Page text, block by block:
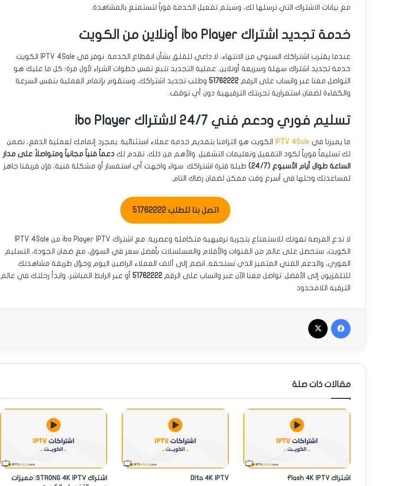
مع بيانات الاشتراك التي نرسلها لك، وسيتم تفعيل الخدمة فوراً لتستمتع بالمشاهدة.
خدمة تجديد اشتراك ibo Player أونلاين من الكويت
عندما يقترب اشتراكك السنوي من الانتهاء، لا داعي للقلق بشأن انقطاع الخدمة. نوفر في IPTV 4Sale الكويت
خدمة تجديد اشتراك سهلة وسريعة أونلاين. عملية التجديد تتبع نفس خطوات الشراء لأول مرة؛ كل ما عليك هو
التواصل معنا عبر واتساب على الرقم 51762222 وطلب تجديد اشتراكك، وسنقوم بإتمام العملية بنفس السرعة
والكفاءة لضمان استمرارية تجربتك الترفيهية دون أي توقف.
تسليم فوري ودعم فني 24/7 لاشتراك ibo Player
ما يميزنا في IPTV 4Sale
الكويت هو التزامنا بتقديم خدمة عملاء استثنائية. بمجرد إتمامك لعملية الدفع، نضمن
لك تسليماً فورياً لكود التفعيل وتعليمات التشغيل. والأهم من ذلك، نقدم لك دعماً فنياً مجانياً ومتواصلاً على مدار
الساعة طوال أيام الأسبوع (24/7)
طيلة فترة اشتراكك. سواء واجهت أي استفسار أو مشكلة فنية، فإن فريقنا جاهز
لمساعدتك وحلها في أسرع وقت ممكن لضمان رضاك التام.
اتصل بنا للطلب 51762222
لا تدع الفرصة تفوتك للاستمتاع بتجربة ترفيهية متكاملة وعصرية. مع اشتراك ibo Player IPTV من IPTV 4Sale
الكويت، ستحصل على عالم من القنوات والأفلام والمسلسلات بأفضل سعر في السوق، مع ضمان الجودة، التسليم
الفوري، والدعم الفني المتميز الذي تستحقه. انضم إلى آلاف العملاء الراضين اليوم وحوّل طريقة مشاهدتك
للتلفزيون إلى الأفضل. تواصل معنا الآن عبر واتساب على الرقم 51762222 أو عبر الرابط المباشر، وابدأ رحلتك في عالم
الترفيه اللامحدود
فيسبوك
مقالات ذات صلة
اشتراك Flash 4K IPTV Dlta 4K IPTV
اشتراك STRONG 4K IPTV: مميزات